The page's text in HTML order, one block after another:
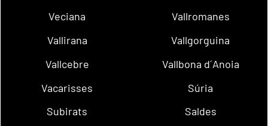
Veciana
Vallromanes
Vallirana
Vallgorguina
Vallcebre
Vallbona d´Anoia
Vacarisses
Súria
Subirats
Saldes